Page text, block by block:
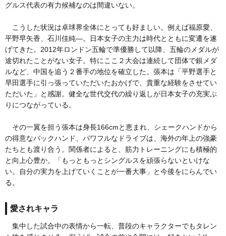
グルス代表の有力候補なのは間違いない。
こうした状況は卓球界全体にとっても好ましい。例えば福原愛、
平野早矢香、石川佳純―。日本女子の主力は時代とともに変遷を遂
げてきた。2012年ロンドン五輪で準優勝して以降、五輪のメダルが
途切れたことがない女子。特にここ２大会は連続して団体で銀メダ
ルなど、中国を追う２番手の地位を確立した。張本は「平野選手と
早田選手に引っ張っていただいたおかげで、貴重な経験をさせてい
ただいた」と感謝。健全な世代交代の繰り返しが日本女子の充実ぶ
りにつながっている。
その一翼を担う張本は身長166cmと恵まれ、シェークハンドから
の得意なバックハンド、パワフルなドライブは、海外の年上の強豪
たちとも渡り合う。関係者によると、筋力トレーニングにも積極的
と向上心豊か。「もっともっとシングルスを頑張らないといけな
い。自分の実力を上げていくことが一番大事」と今後をにらんでい
る。
愛されキャラ
集中した試合中の表情から一転、普段のキャラクターでもタレン